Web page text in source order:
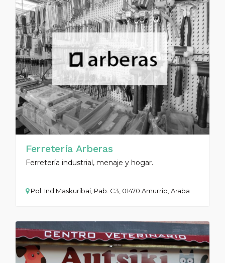
Ferretería Arberas
Ferretería industrial, menaje y hogar.
Pol. Ind.Maskuribai, Pab. C3, 01470 Amurrio, Araba